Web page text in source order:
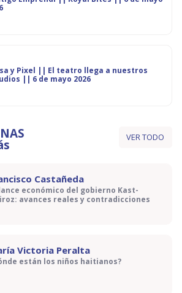
|| El teatro llega a nuestros
|| 6 de mayo 2026
VER TODO
Castañeda
económico del gobierno Kast-
avances reales y contradicciones
Victoria Peralta
están los niños haitianos?